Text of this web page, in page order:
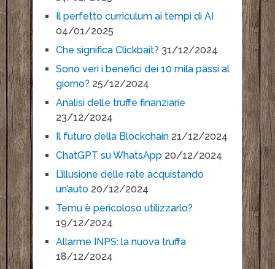
Il perfetto curriculum ai tempi di AI
04/01/2025
Che significa Clickbait? 31/12/2024
Sono veri i benefici dei 10 mila passi al
giorno? 25/12/2024
Analisi delle truffe finanziarie
23/12/2024
Il futuro della Blockchain 21/12/2024
ChatGPT su WhatsApp 20/12/2024
L’illusione delle rate acquistando
un’auto 20/12/2024
Temu è pericoloso utilizzarlo?
19/12/2024
Allarme INPS: la nuova truffa
18/12/2024